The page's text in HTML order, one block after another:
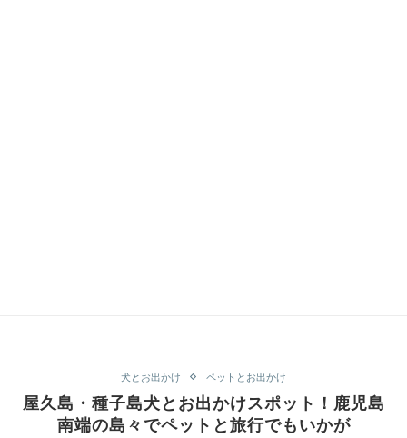
犬とお出かけ ペットとお出かけ
屋久島・種子島犬とお出かけスポット！鹿児島
南端の島々でペットと旅行でもいかが